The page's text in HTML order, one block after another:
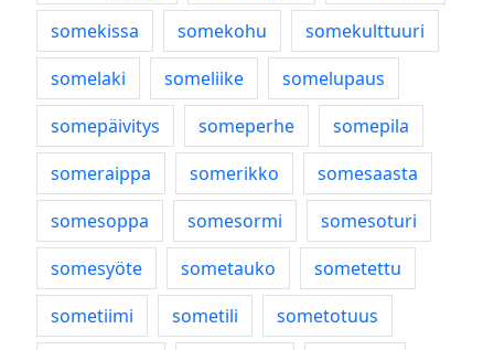
somekissa
somekohu
somekulttuuri
somelaki
someliike
somelupaus
somepäivitys
someperhe
somepila
someraippa
somerikko
somesaasta
somesoppa
somesormi
somesoturi
somesyöte
sometauko
sometettu
sometiimi
sometili
sometotuus